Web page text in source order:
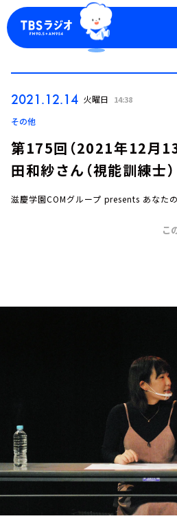
2021.12.14 火曜日 14:38
その他
第175回（2021年12月
田和紗さん（視能訓練士）
滋慶学園COMグループ presents あなた
こ